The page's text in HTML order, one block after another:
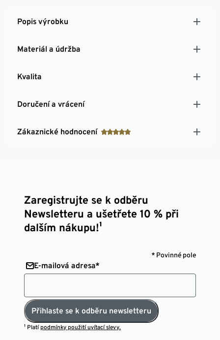
Popis výrobku
Materiál a údržba
Kvalita
Doručení a vrácení
Zákaznické hodnocení
Zaregistrujte se k odběru
Newsletteru a ušetřete 10 % při
dalším nákupu!¹
* Povinné pole
E-mailová adresa*
Přihlaste se k odběru newsletteru
¹ Platí podmínky použití uvítací slevy.